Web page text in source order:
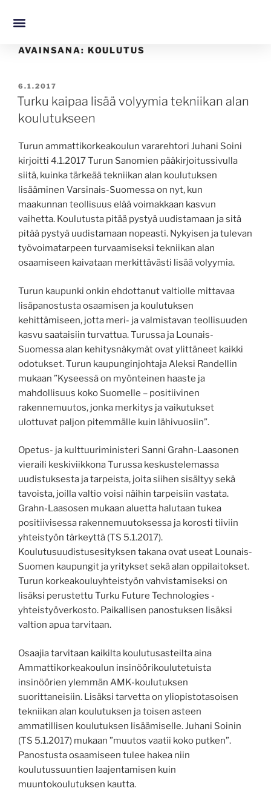
AVAINSANA: KOULUTUS
6.1.2017
Turku kaipaa lisää volyymia tekniikan alan
koulutukseen
Turun ammattikorkeakoulun vararehtori Juhani Soini
kirjoitti 4.1.2017 Turun Sanomien pääkirjoitussivulla
siitä, kuinka tärkeää tekniikan alan koulutuksen
lisääminen Varsinais-Suomessa on nyt, kun
maakunnan teollisuus elää voimakkaan kasvun
vaihetta. Koulutusta pitää pystyä uudistamaan ja sitä
pitää pystyä uudistamaan nopeasti. Nykyisen ja tulevan
työvoimatarpeen turvaamiseksi tekniikan alan
osaamiseen kaivataan merkittävästi lisää volyymia.
Turun kaupunki onkin ehdottanut valtiolle mittavaa
lisäpanostusta osaamisen ja koulutuksen
kehittämiseen, jotta meri- ja valmistavan teollisuuden
kasvu saataisiin turvattua. Turussa ja Lounais-
Suomessa alan kehitysnäkymät ovat ylittäneet kaikki
odotukset. Turun kaupunginjohtaja Aleksi Randellin
mukaan ”Kyseessä on myönteinen haaste ja
mahdollisuus koko Suomelle – positiivinen
rakennemuutos, jonka merkitys ja vaikutukset
ulottuvat paljon pitemmälle kuin lähivuosiin”.
Opetus- ja kulttuuriministeri Sanni Grahn-Laasonen
vieraili keskiviikkona Turussa keskustelemassa
uudistuksesta ja tarpeista, joita siihen sisältyy sekä
tavoista, joilla valtio voisi näihin tarpeisiin vastata.
Grahn-Laasosen mukaan aluetta halutaan tukea
positiivisessa rakennemuutoksessa ja korosti tiiviin
yhteistyön tärkeyttä (TS 5.1.2017).
Koulutusuudistusesityksen takana ovat useat Lounais-
Suomen kaupungit ja yritykset sekä alan oppilaitokset.
Turun korkeakouluyhteistyön vahvistamiseksi on
lisäksi perustettu Turku Future Technologies -
yhteistyöverkosto. Paikallisen panostuksen lisäksi
valtion apua tarvitaan.
Osaajia tarvitaan kaikilta koulutusasteilta aina
Ammattikorkeakoulun insinöörikoulutetuista
insinöörien ylemmän AMK-koulutuksen
suorittaneisiin. Lisäksi tarvetta on yliopistotasoisen
tekniikan alan koulutuksen ja toisen asteen
ammatillisen koulutuksen lisäämiselle. Juhani Soinin
(TS 5.1.2017) mukaan ”muutos vaatii koko putken”.
Panostusta osaamiseen tulee hakea niin
koulutussuuntien laajentamisen kuin
muuntokoulutuksen kautta.